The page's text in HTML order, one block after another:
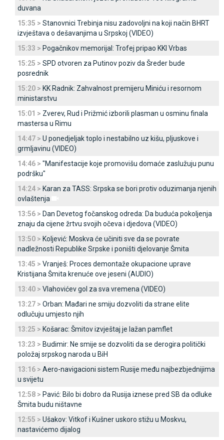
duvana
15:35 > Stanovnici Trebinja nisu zadovoljni na koji način BHRT
izvještava o dešavanjima u Srpskoj (VIDEO)
15:33 > Pogačnikov memorijal: Trofej pripao KKI Vrbas
15:25 > SPD otvoren za Putinov poziv da Šreder bude
posrednik
15:20 > KK Radnik: Zahvalnost premijeru Miniću i resornom
ministarstvu
15:01 > Zverev, Rud i Prižmić izborili plasman u osminu finala
mastersa u Rimu
14:47 > U ponedjeljak toplo i nestabilno uz kišu, pljuskove i
grmljavinu (VIDEO)
14:46 > "Manifestacije koje promovišu domaće zaslužuju punu
podršku"
14:24 > Karan za TASS: Srpska se bori protiv oduzimanja njenih
ovlaštenja
13:56 > Dan Devetog fočanskog odreda: Da buduća pokoljenja
znaju da cijene žrtvu svojih očeva i djedova (VIDEO)
13:50 > Koljević: Moskva će učiniti sve da se povrate
nadležnosti Republike Srpske i poništi djelovanje Šmita
13:45 > Vranješ: Proces demontaže okupacione uprave
Kristijana Šmita krenuće ove jeseni (AUDIO)
13:40 > Vlahovićev gol za sva vremena (VIDEO)
13:27 > Orban: Mađari ne smiju dozvoliti da strane elite
odlučuju umjesto njih
13:25 > Košarac: Šmitov izvještaj je lažan pamflet
13:23 > Budimir: Ne smije se dozvoliti da se derogira politički
položaj srpskog naroda u BiH
13:16 > Aero-navigacioni sistem Rusije među najbezbjednijima
u svijetu
12:58 > Pavić: Bilo bi dobro da Rusija iznese pred SB da odluke
Šmita budu ništavne
12:55 > Ušakov: Vitkof i Kušner uskoro stižu u Moskvu,
nastavićemo dijalog